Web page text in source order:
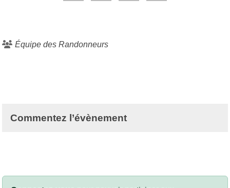
Équipe des Randonneurs
Commentez l’évènement